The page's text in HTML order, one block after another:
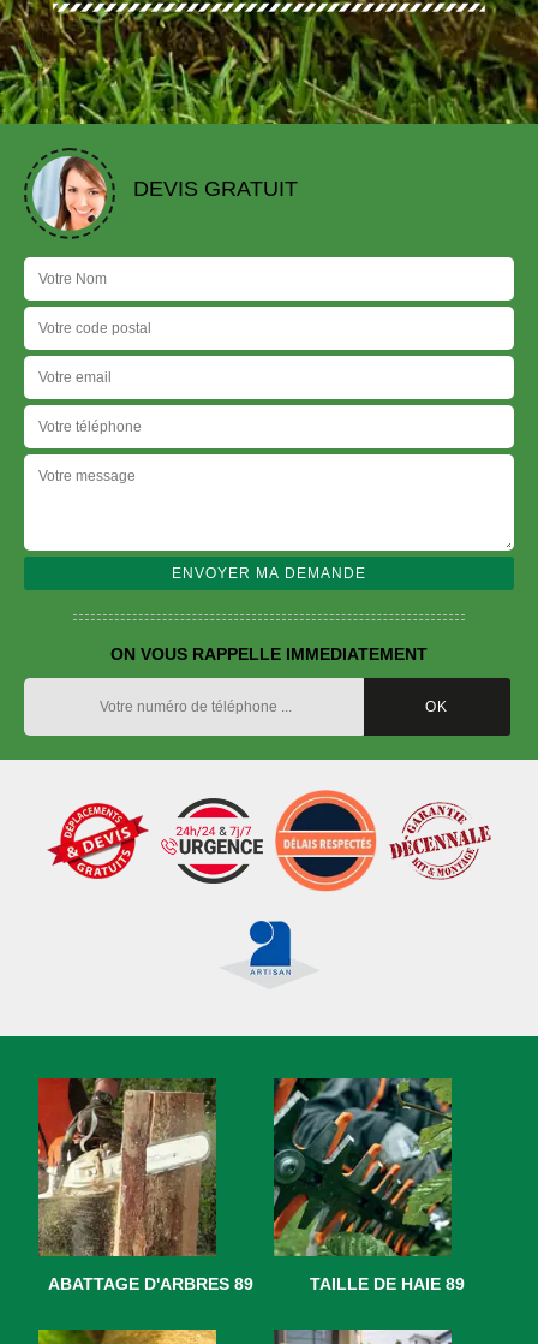
DEVIS GRATUIT
ON VOUS RAPPELLE IMMEDIATEMENT
ABATTAGE D'ARBRES 89 TAILLE DE HAIE 89